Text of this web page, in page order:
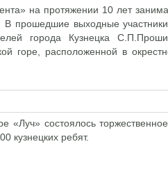
на протяжении 10 лет
В прошедшие выходные
города Кузнецка
горе, расположенной в
«Луч» состоялось
кузнецких ребят.